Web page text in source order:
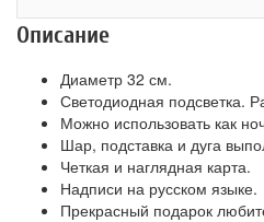
Описание
Диаметр 32 см.
Светодиодная подсветка.
Можно использовать как
Шар, подставка и дуга
Четкая и наглядная карта.
Надписи на русском языке.
Прекрасный подарок